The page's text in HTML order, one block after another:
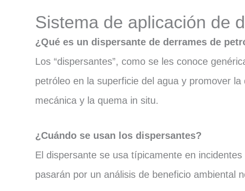
Sistema de aplicación de
¿Qué es un dispersante de derrames de
Los “dispersantes”, como se les conoce
petróleo en la superficie del agua y promover
mecánica y la quema in situ.
¿Cuándo se usan los dispersantes?
El dispersante se usa típicamente en
pasarán por un análisis de beneficio ambiental